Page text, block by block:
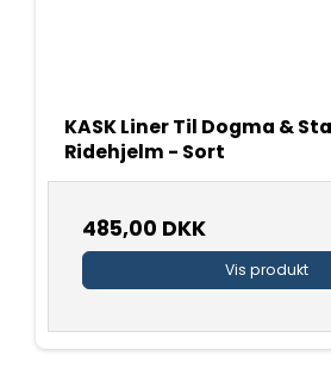
KASK Liner Til Dogma &
Ridehjelm - Sort
485,00 DKK
Vis produkt